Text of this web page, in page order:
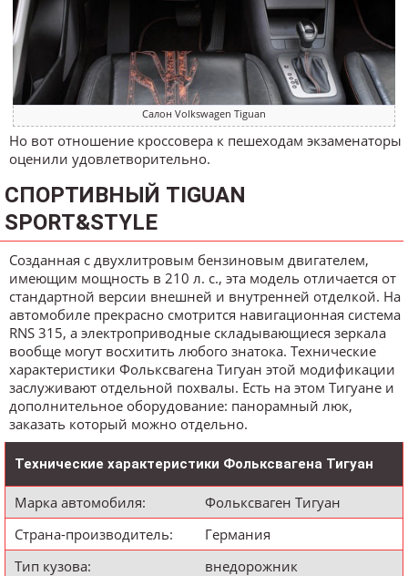
Салон Volkswagen Tiguan
Но вот отношение кроссовера к пешеходам экзаменаторы
оценили удовлетворительно.
СПОРТИВНЫЙ TIGUAN
SPORT&STYLE
Созданная с двухлитровым бензиновым двигателем,
имеющим мощность в 210 л. с., эта модель отличается от
стандартной версии внешней и внутренней отделкой. На
автомобиле прекрасно смотрится навигационная система
RNS 315, а электроприводные складывающиеся зеркала
вообще могут восхитить любого знатока. Технические
характеристики Фольксвагена Тигуан этой модификации
заслуживают отдельной похвалы. Есть на этом Тигуане и
дополнительное оборудование: панорамный люк,
заказать который можно отдельно.
Технические характеристики Фольксвагена Тигуан
Марка автомобиля:
Фольксваген Тигуан
Страна-производитель:
Германия
Тип кузова:
внедорожник